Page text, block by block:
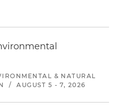
& NATURAL
/ AUGUST 5 - 7, 2026